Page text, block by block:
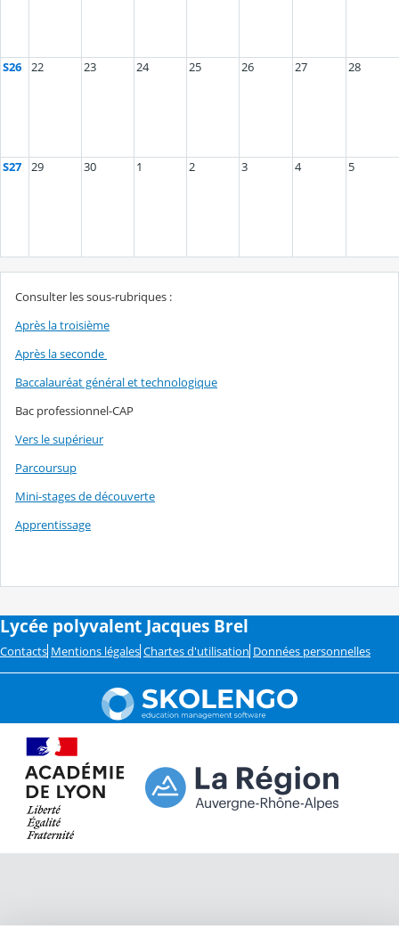
S26 22 23 24 25 26 27 28
S27 29 30 1 2 3 4 5
Consulter les sous-rubriques :
Après la troisième
Après la seconde
Baccalauréat général et technologique
Bac professionnel-CAP
Vers le supérieur
Parcoursup
Mini-stages de découverte
Apprentissage
Lycée polyvalent Jacques Brel
Contacts Mentions légales Chartes d'utilisation Données personnelles